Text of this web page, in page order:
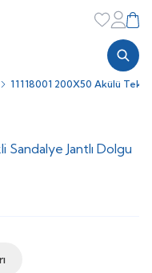
Favorilerim
11118001 200X50 Akülü
Jantlı Dolgu